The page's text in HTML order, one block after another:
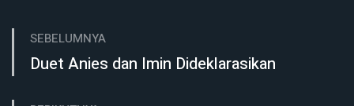
SEBELUMNYA
Duet Anies dan Imin Dideklarasikan